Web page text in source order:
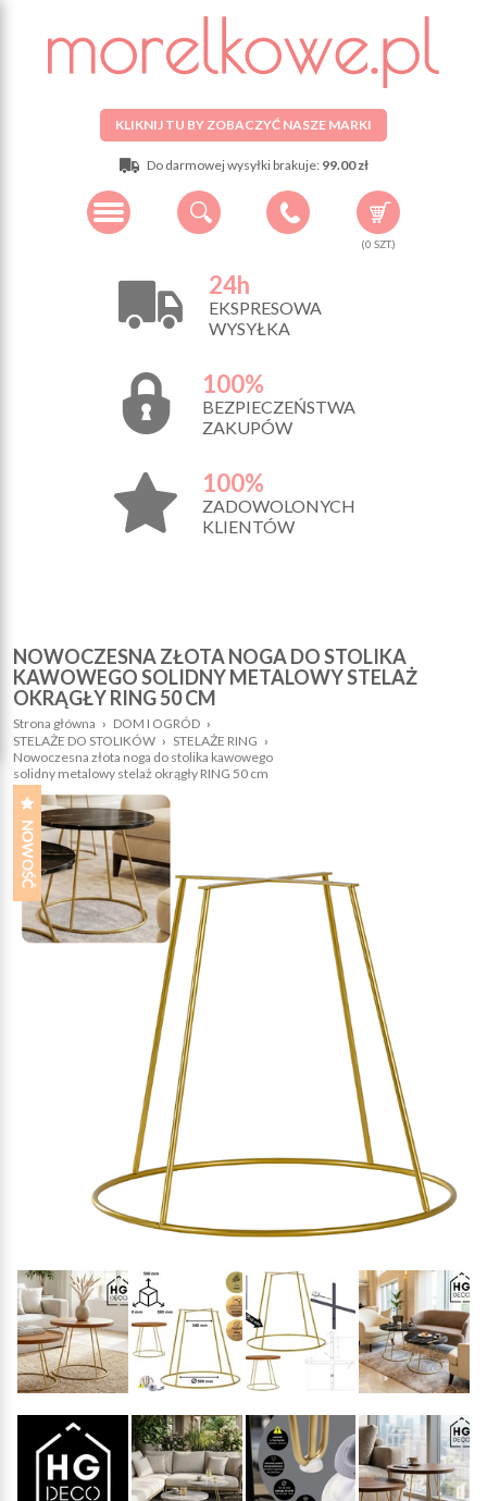
KLIKNIJ TU BY ZOBACZYĆ NASZE MARKI
Do darmowej wysyłki brakuje: 99.00 zł
(0 SZT.)
24h
EKSPRESOWA
WYSYŁKA
100%
BEZPIECZEŃSTWA
ZAKUPÓW
100%
ZADOWOLONYCH
KLIENTÓW
NOWOCZESNA ZŁOTA NOGA DO STOLIKA
KAWOWEGO SOLIDNY METALOWY STELAŻ
OKRĄGŁY RING 50 CM
Strona główna › DOM I OGRÓD ›
STELAŻE DO STOLIKÓW › STELAŻE RING ›
Nowoczesna złota noga do stolika kawowego
solidny metalowy stelaż okrągły RING 50 cm